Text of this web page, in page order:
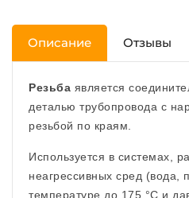
Описание Отзывы
Резьба является
деталью трубопровода с
резьбой по краям.
Используется в системах,
неагрессивных сред (вода,
температуре до 175 °С и